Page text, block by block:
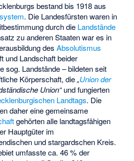
bestand bis 1918 aus
. Die Landesfürsten waren in
durch die Landstände
zu anderen Staaten war es in
desAbsolutismus
und Landschaft beider
sog. Landstände – bildeten seit
Körperschaft, die„Union der
Union“und fungierten
Landtags. Die
daher eine gemeinsame
gehörten alle landtagsfähigen
Hauptgüter im
und stargardschen Kreis.
umfasste ca. 46 % der